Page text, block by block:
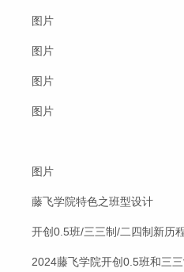
图片
图片
图片
图片
图片
藤飞学院特色之班型设计
开创0.5班/三三制/二四制新历
2024藤飞学院开创0.5班和三